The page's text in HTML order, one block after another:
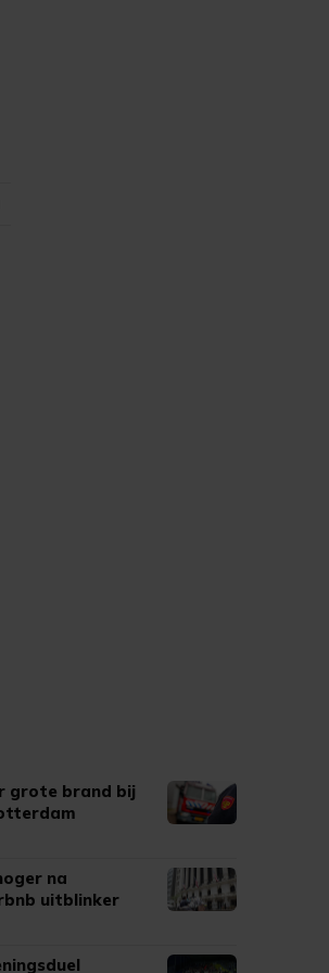
grote brand bij
na
uitblinker